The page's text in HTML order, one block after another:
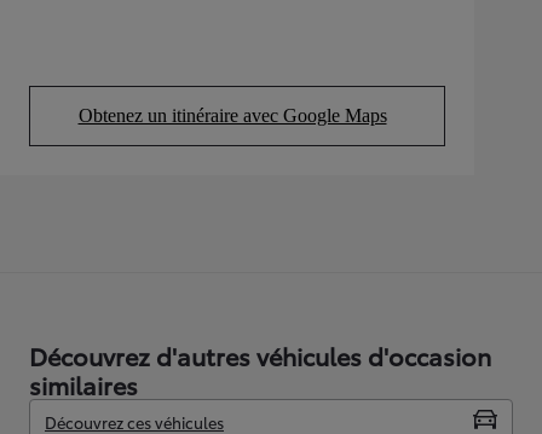
Obtenez un itinéraire avec Google Maps
(Opens in new tab)
Découvrez d'autres véhicules d'occasion
similaires
Découvrez ces véhicules